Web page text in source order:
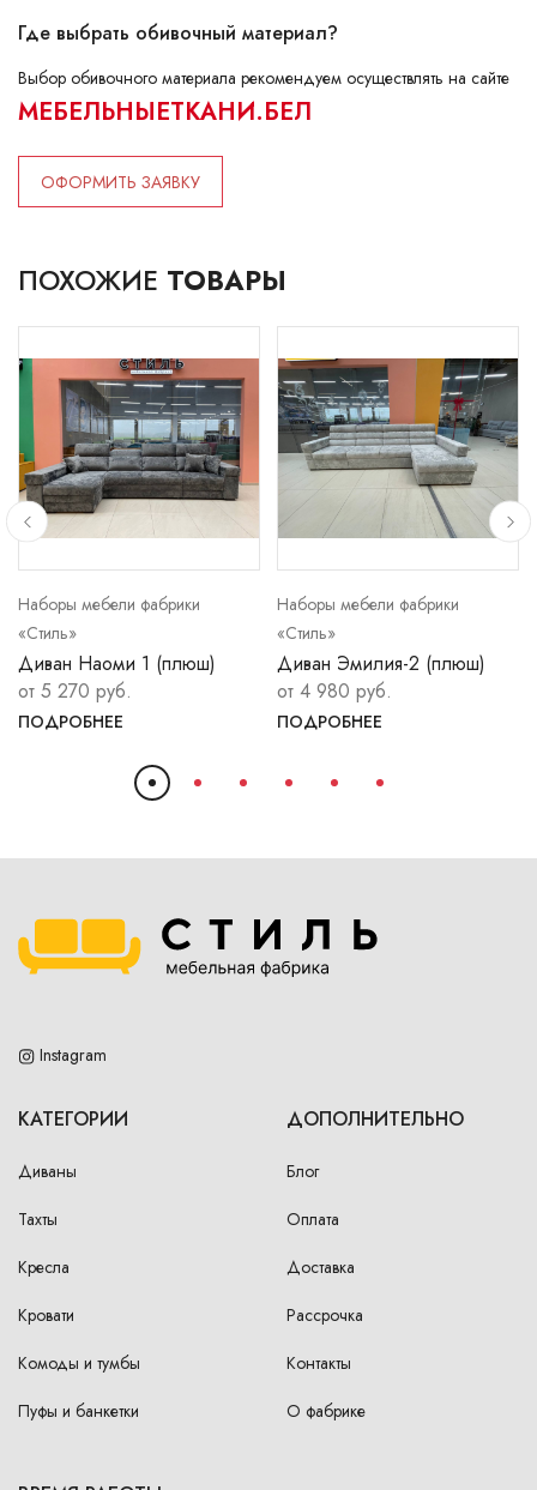
Где выбрать обивочный материал?
Выбор обивочного материала рекомендуем осуществлять на сайте
МЕБЕЛЬНЫЕТКАНИ.БЕЛ
ОФОРМИТЬ ЗАЯВКУ
ПОХОЖИЕ ТОВАРЫ
Наборы мебели фабрики
«Стиль»
Диван Наоми 1 (плюш)
от 5 270 руб.
ПОДРОБНЕЕ
Наборы мебели фабрики
«Стиль»
Диван Эмилия-2 (плюш)
от 4 980 руб.
ПОДРОБНЕЕ
Instagram
КАТЕГОРИИ
Диваны
Тахты
Кресла
Кровати
Комоды и тумбы
Пуфы и банкетки
ДОПОЛНИТЕЛЬНО
Блог
Оплата
Доставка
Рассрочка
Контакты
О фабрике